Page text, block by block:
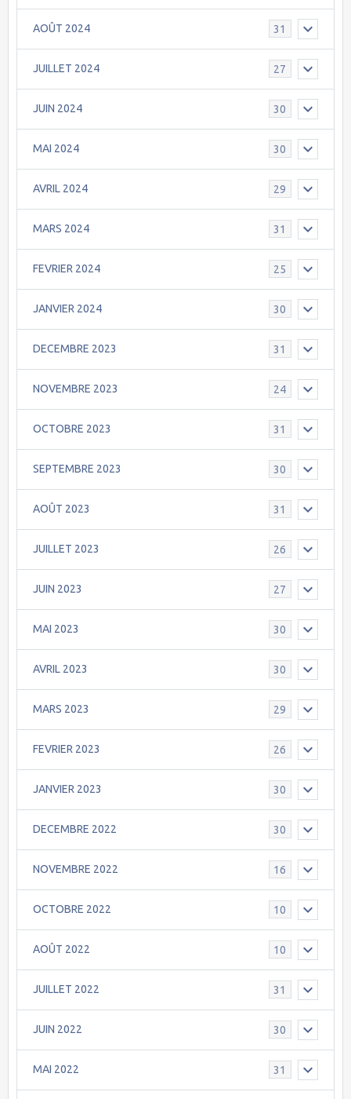
AOÛT 2024 31
JUILLET 2024 27
JUIN 2024 30
MAI 2024 30
AVRIL 2024 29
MARS 2024 31
FEVRIER 2024 25
JANVIER 2024 30
DECEMBRE 2023 31
NOVEMBRE 2023 24
OCTOBRE 2023 31
SEPTEMBRE 2023 30
AOÛT 2023 31
JUILLET 2023 26
JUIN 2023 27
MAI 2023 30
AVRIL 2023 30
MARS 2023 29
FEVRIER 2023 26
JANVIER 2023 30
DECEMBRE 2022 30
NOVEMBRE 2022 16
OCTOBRE 2022 10
AOÛT 2022 10
JUILLET 2022 31
JUIN 2022 30
MAI 2022 31